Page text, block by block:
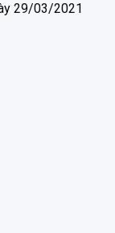
29/03/2021